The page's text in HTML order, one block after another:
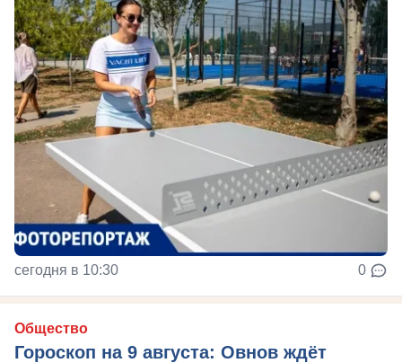
сегодня в 10:30 0
Общество
Гороскоп на 9 августа: Овнов ждёт